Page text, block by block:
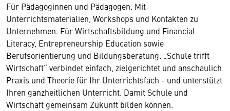
Für Pädagoginnen und Pädagogen. Mit
Unterrichtsmaterialien, Workshops und Kontakten zu
Unternehmen. Für Wirtschaftsbildung und Financial
Literacy, Entrepreneurship Education sowie
Berufsorientierung und Bildungsberatung. „Schule trifft
Wirtschaft“ verbindet einfach, zielgerichtet und anschaulich
Praxis und Theorie für Ihr Unterrichtsfach - und unterstützt
Ihren ganzheitlichen Unterricht. Damit Schule und
Wirtschaft gemeinsam Zukunft bilden können.